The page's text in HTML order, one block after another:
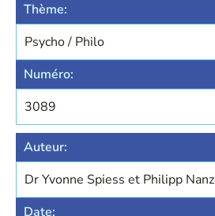
Thème:
Psycho / Philo
Numéro:
3089
Auteur:
Dr Yvonne Spiess et Philipp
Date: